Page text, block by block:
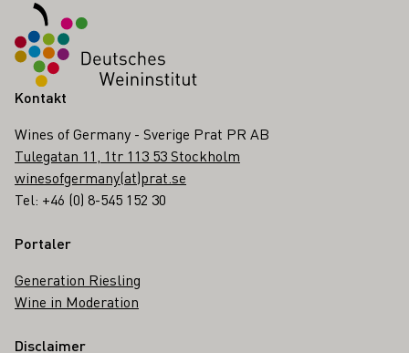
Kontakt
Wines of Germany - Sverige Prat PR AB
Tulegatan 11, 1tr 113 53 Stockholm
winesofgermany(at)prat.se
Tel: +46 (0) 8-545 152 30
Portaler
Generation Riesling
Wine in Moderation
Disclaimer